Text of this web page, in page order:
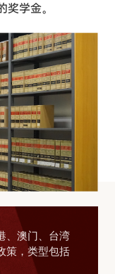
学金。
、澳门、台湾
策，类型包括